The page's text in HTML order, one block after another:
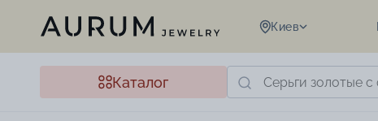
Киев
Каталог